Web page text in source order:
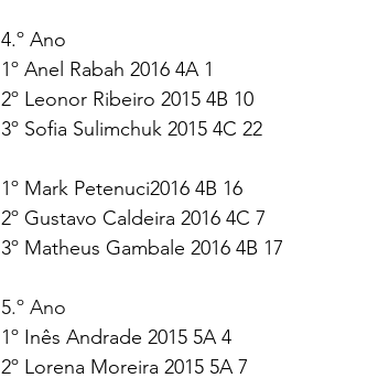
4.º Ano
1º Anel Rabah 2016 4A 1
2º Leonor Ribeiro 2015 4B 10
3º Sofia Sulimchuk 2015 4C 22
1º Mark Petenuci2016 4B 16
2º Gustavo Caldeira 2016 4C 7
3º Matheus Gambale 2016 4B 17
5.º Ano
1º Inês Andrade 2015 5A 4
2º Lorena Moreira 2015 5A 7